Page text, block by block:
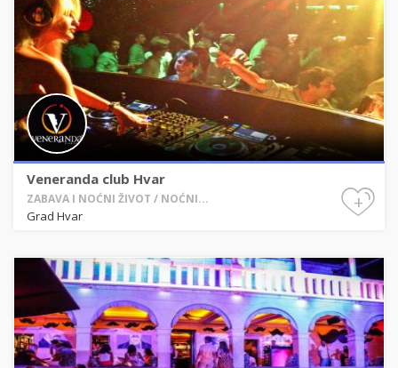
Veneranda club Hvar
ZABAVA I NOĆNI ŽIVOT / NOĆNI...
Grad Hvar
+